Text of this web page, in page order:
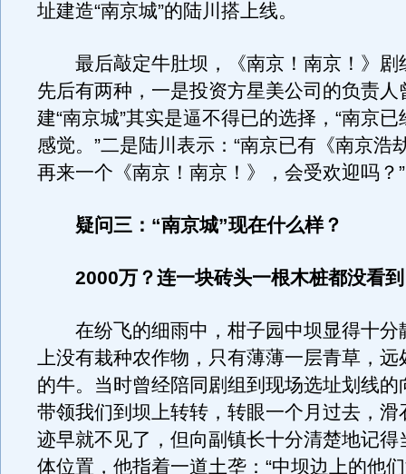
址建造“南京城”的陆川搭上线。
最后敲定牛肚坝，《南京！南京！》剧
先后有两种，一是投资方星美公司的负责人
建“南京城”其实是逼不得已的选择，“南京
感觉。”二是陆川表示：“南京已有《南京浩
再来一个《南京！南京！》，会受欢迎吗？”
疑问三：“南京城”现在什么样？
2000万？连一块砖头一根木桩都没看到
在纷飞的细雨中，柑子园中坝显得十分
上没有栽种农作物，只有薄薄一层青草，远
的牛。当时曾经陪同剧组到现场选址划线的
带领我们到坝上转转，转眼一个月过去，滑
迹早就不见了，但向副镇长十分清楚地记得
体位置，他指着一道土垄：“中坝边上的他